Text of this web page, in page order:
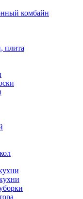
комбайн
плита